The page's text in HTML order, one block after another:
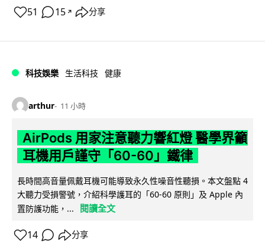
51 15 ↗ 分享
科技娛樂 生活科技 健康
arthur 11 小時
AirPods 用家注意聽力響紅燈 醫學界籲
耳機用戶謹守「60-60」鐵律
長時間高音量佩戴耳機可能導致永久性噪音性聽損。本文盤點 4
大聽力受損警號，介紹科學護耳的「60-60 原則」及 Apple 內
置防護功能，...
閱讀全文
14 分享